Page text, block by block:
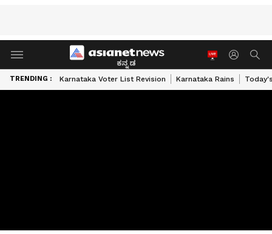
ಕನ್ನಡ
TRENDING : Karnataka Voter List Revision Karnataka Rains